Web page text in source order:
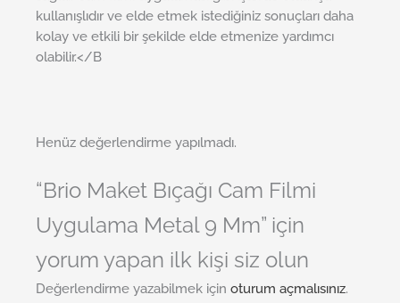
kullanışlıdır ve elde etmek istediğiniz sonuçları daha
kolay ve etkili bir şekilde elde etmenize yardımcı
olabilir.</B
Henüz değerlendirme yapılmadı.
“Brio Maket Bıçağı Cam Filmi
Uygulama Metal 9 Mm” için
yorum yapan ilk kişi siz olun
Değerlendirme yazabilmek için oturum açmalısınız.